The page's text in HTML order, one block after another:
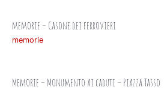
memorie – Casone dei ferrovieri
memorie
Memorie – Monumento ai caduti – Piazza Tasso